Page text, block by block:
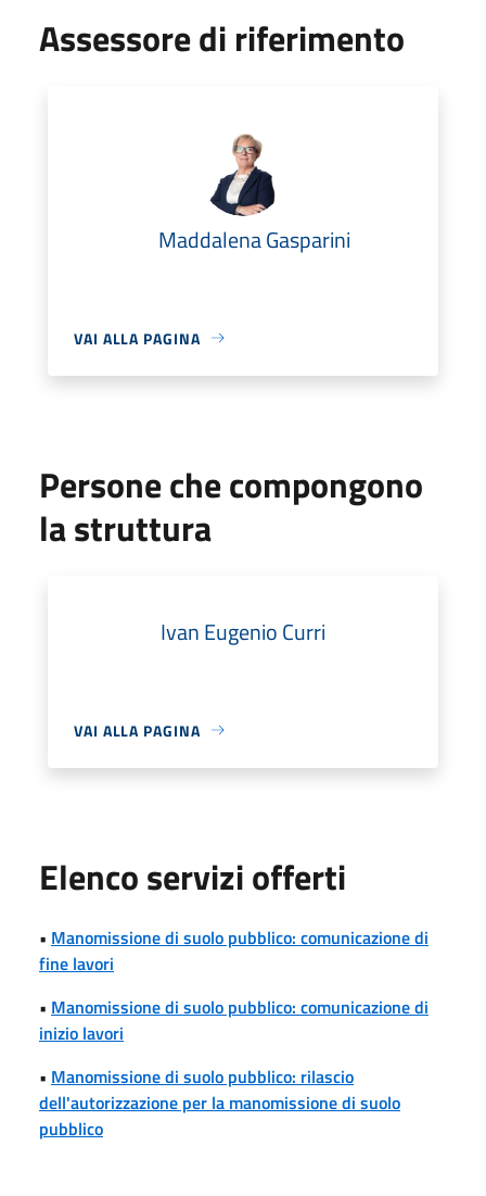
Assessore di riferimento
Maddalena Gasparini
VAI ALLA PAGINA
Persone che compongono
la struttura
Ivan Eugenio Curri
VAI ALLA PAGINA
Elenco servizi offerti
• Manomissione di suolo pubblico: comunicazione di
fine lavori
• Manomissione di suolo pubblico: comunicazione di
inizio lavori
• Manomissione di suolo pubblico: rilascio
dell'autorizzazione per la manomissione di suolo
pubblico